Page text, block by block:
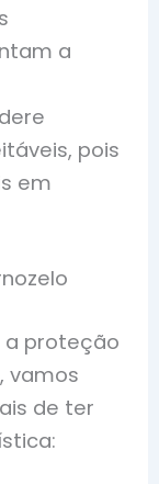
a
pois
em
a proteção
vamos
de ter